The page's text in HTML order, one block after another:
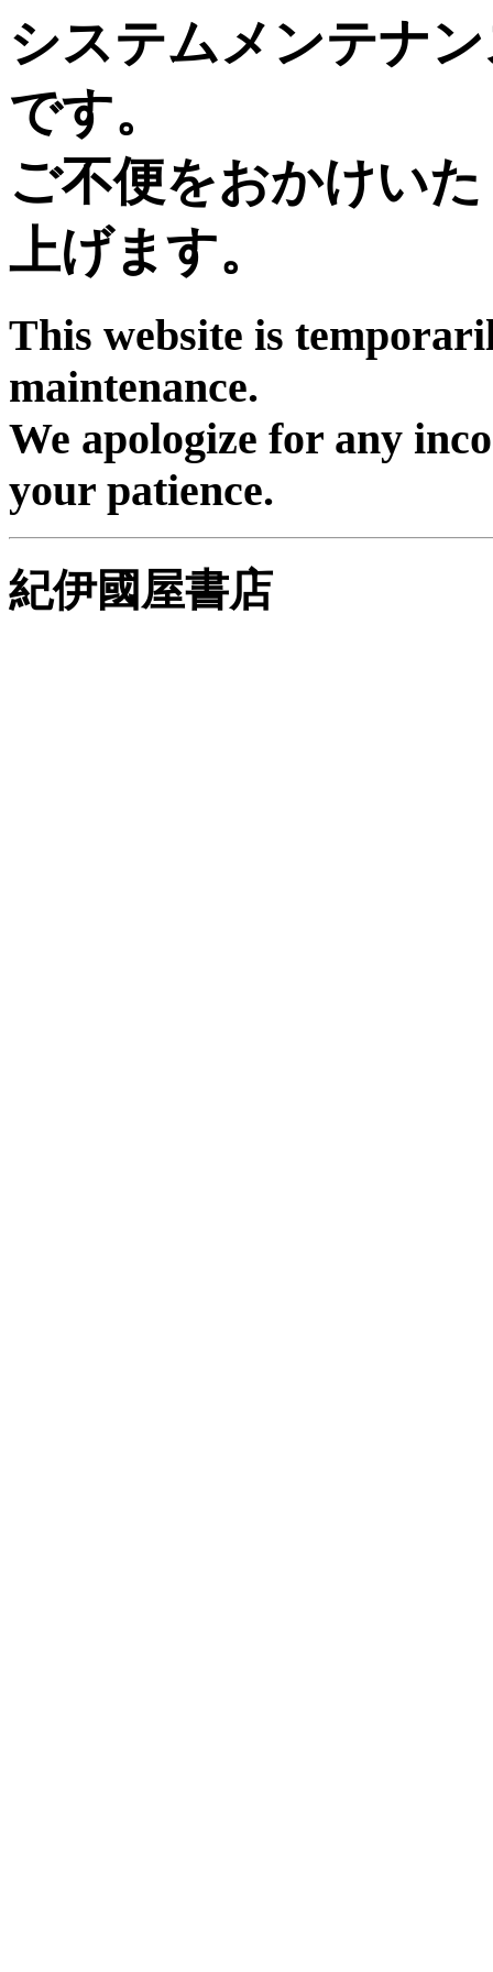
システムメンテナ
です。
ご不便をおかけい
上げます。
This website is
maintenance.
We apologize for any
your patience.
紀伊國屋書店